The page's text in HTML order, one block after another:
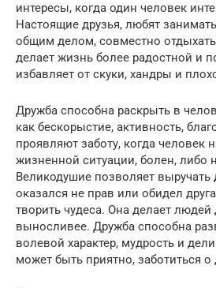
интересы, когда один человек
Настоящие друзья, любят
общим делом, совместно
делает жизнь более радостной и
избавляет от скуки, хандры и
Дружба способна раскрыть в
как бескорыстие, активность,
проявляют заботу, когда человек
жизненной ситуации, болен, либо
Великодушие позволяет выручать
оказался не прав или обидел
творить чудеса. Она делает людей
выносливее. Дружба способна
волевой характер, мудрость и
может быть приятно, заботиться о